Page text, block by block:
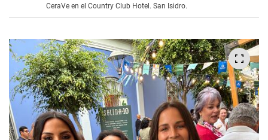
CeraVe en el Country Club Hotel. San Isidro.